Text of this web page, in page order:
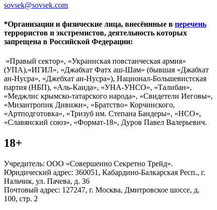
sovsek@sovsek.com
*Организации и физические лица, внесённные в перечень
террористов и экстремистов, деятельность которых
запрещена в Российской Федерации:
«Правый сектор», «Украинская повстанческая армия»
(УПА),«ИГИЛ», «Джабхат Фатх аш-Шам» (бывшая «Джабхат
ан-Нусра», «Джебхат ан-Нусра»), Национал-Большевистская
партия (НБП), «Аль-Каида», «УНА-УНСО», «Талибан»,
«Меджлис крымско-татарского народа», «Свидетели Иеговы»,
«Мизантропик Дивижн», «Братство» Корчинского,
«Артподготовка», «Тризуб им. Степана Бандеры», «НСО»,
«Славянский союз», «Формат-18», Дуров Павел Валерьевич.
18+
Учредитель: ООО «Совершенно Секретно Трейд».
Юридический адрес: 360051, Кабардино-Балкарская Респ., г.
Нальчик, ул. Пачева, д. 36
Почтовый адрес: 127247, г. Москва, Дмитровское шоссе, д.
100, стр. 2